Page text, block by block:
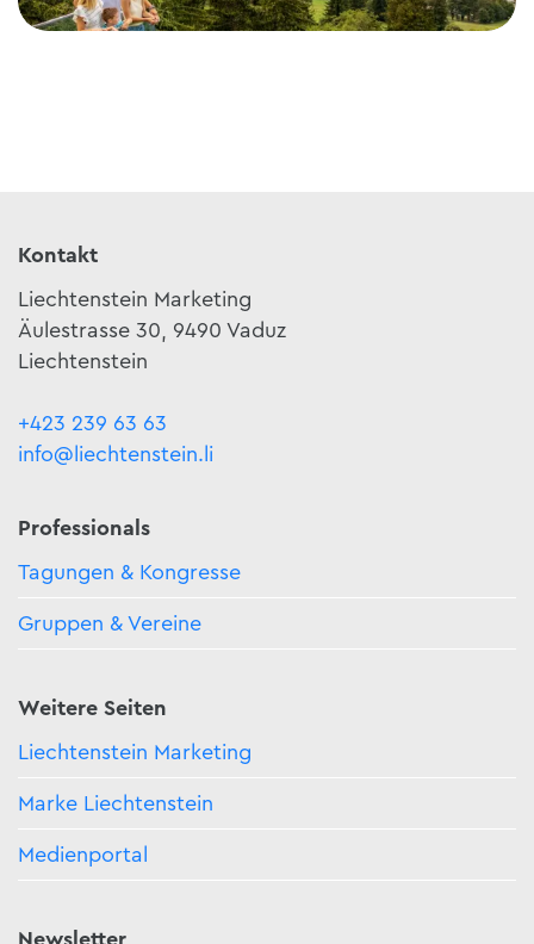
Turm auf Dux
Kontakt
Liechtenstein Marketing
Äulestrasse 30, 9490 Vaduz
Liechtenstein
+423 239 63 63
info@liechtenstein.li
Professionals
Tagungen & Kongresse
Gruppen & Vereine
Weitere Seiten
Liechtenstein Marketing
Marke Liechtenstein
Medienportal
Newsletter